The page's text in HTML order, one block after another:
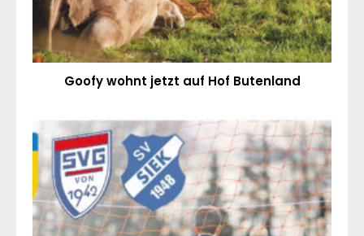
Goofy wohnt jetzt auf Hof Butenland